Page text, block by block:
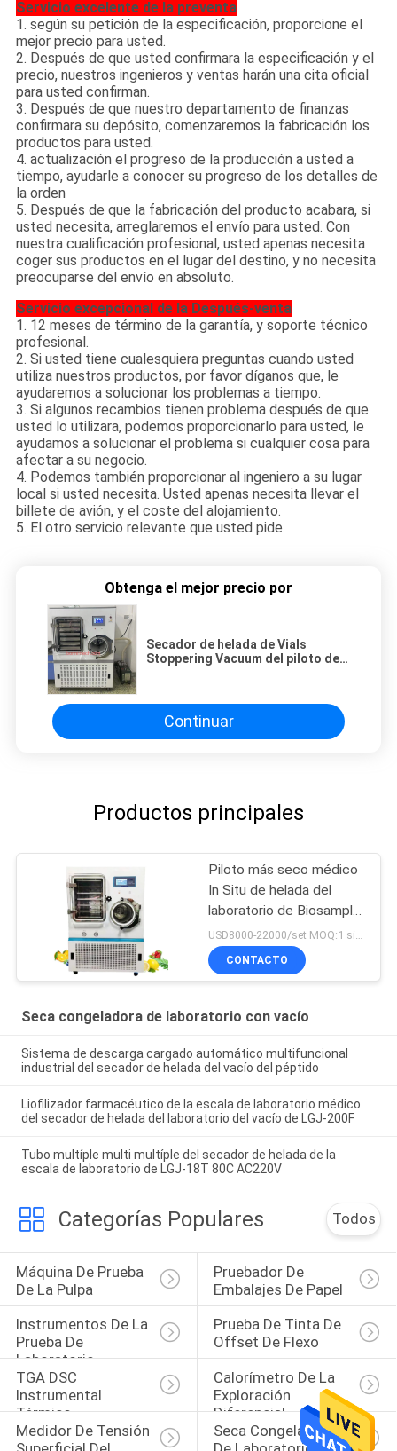
Servicio excelente de la preventa
1. según su petición de la especificación, proporcione el
mejor precio para usted.
2. Después de que usted confirmara la especificación y el
precio, nuestros ingenieros y ventas harán una cita oficial
para usted confirman.
3. Después de que nuestro departamento de finanzas
confirmara su depósito, comenzaremos la fabricación los
productos para usted.
4. actualización el progreso de la producción a usted a
tiempo, ayudarle a conocer su progreso de los detalles de
la orden
5. Después de que la fabricación del producto acabara, si
usted necesita, arreglaremos el envío para usted. Con
nuestra cualificación profesional, usted apenas necesita
coger sus productos en el lugar del destino, y no necesita
preocuparse del envío en absoluto.
Servicio excepcional de la Después-venta
1. 12 meses de término de la garantía, y soporte técnico
profesional.
2. Si usted tiene cualesquiera preguntas cuando usted
utiliza nuestros productos, por favor díganos que, le
ayudaremos a solucionar los problemas a tiempo.
3. Si algunos recambios tienen problema después de que
usted lo utilizara, podemos proporcionarlo para usted, le
ayudamos a solucionar el problema si cualquier cosa para
afectar a su negocio.
4. Podemos también proporcionar al ingeniero a su lugar
local si usted necesita. Usted apenas necesita llevar el
billete de avión, y el coste del alojamiento.
5. El otro servicio relevante que usted pide.
Obtenga el mejor precio por
Secador de helada de Vials
Stoppering Vacuum del piloto de
Continuar
Productos principales
Piloto más seco médico
In Situ de helada del
laboratorio de Biosample
de los liofilizadores los
reactivo del IVD
CONTACTO
Seca congeladora de laboratorio con vacío
Sistema de descarga cargado automático multifuncional
industrial del secador de helada del vacío del péptido
Liofilizador farmacéutico de la escala de laboratorio médico
del secador de helada del laboratorio del vacío de LGJ-200F
Tubo multíple multi multíple del secador de helada de la
escala de laboratorio de LGJ-18T 80C AC220V
Categorías Populares Todos
Máquina De Prueba
De La Pulpa
Pruebador De
Embalajes De Papel
Instrumentos De La
Prueba De
Laboratorio
Prueba De Tinta De
Offset De Flexo
TGA DSC
Instrumental
Térmico
Calorímetro De La
Exploración
Diferencial
Medidor De Tensión
Seca Congeladora